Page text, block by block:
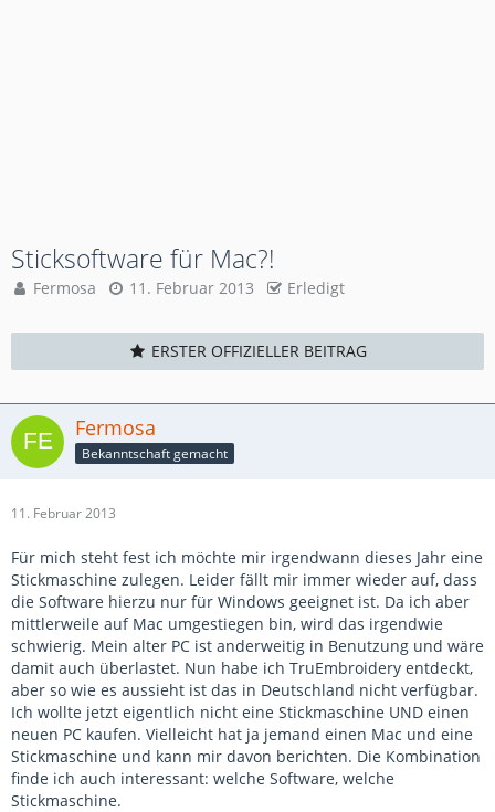
Sticksoftware für Mac?!
Fermosa 11. Februar 2013 Erledigt
ERSTER OFFIZIELLER BEITRAG
Fermosa
Bekanntschaft gemacht
11. Februar 2013
Für mich steht fest ich möchte mir irgendwann dieses Jahr eine
Stickmaschine zulegen. Leider fällt mir immer wieder auf, dass
die Software hierzu nur für Windows geeignet ist. Da ich aber
mittlerweile auf Mac umgestiegen bin, wird das irgendwie
schwierig. Mein alter PC ist anderweitig in Benutzung und wäre
damit auch überlastet. Nun habe ich TruEmbroidery entdeckt,
aber so wie es aussieht ist das in Deutschland nicht verfügbar.
Ich wollte jetzt eigentlich nicht eine Stickmaschine UND einen
neuen PC kaufen. Vielleicht hat ja jemand einen Mac und eine
Stickmaschine und kann mir davon berichten. Die Kombination
finde ich auch interessant: welche Software, welche
Stickmaschine.